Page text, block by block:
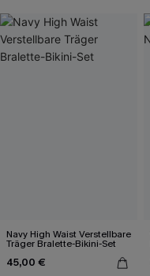
Navy High Waist Verstellbare
Träger Bralette-Bikini-Set
45,00 €